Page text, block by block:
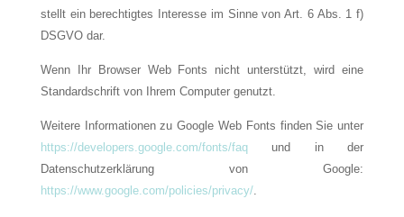
stellt ein berechtigtes Interesse im Sinne von Art. 6 Abs. 1 f)
DSGVO dar.
Wenn Ihr Browser Web Fonts nicht unterstützt, wird eine
Standardschrift von Ihrem Computer genutzt.
Weitere Informationen zu Google Web Fonts finden Sie unter
https://developers.google.com/fonts/faqund in der
Datenschutzerklärung von Google:
https://www.google.com/policies/privacy/.